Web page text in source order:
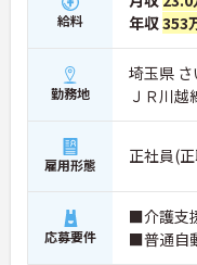
給料
年収353
勤務地
埼玉県
ＪＲ川
雇用形態 正社員(
応募要件
■介護支
■普通自